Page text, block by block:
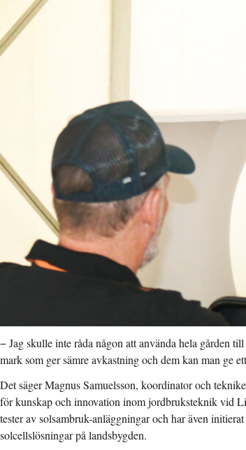
− Jag skulle inte råda någon att använda hela gården
mark som ger sämre avkastning och dem kan man ge
Det säger Magnus Samuelsson, koordinator och
för kunskap och innovation inom jordbruksteknik vid
tester av solsambruk-anläggningar och har även
solcellslösningar på landsbygden.